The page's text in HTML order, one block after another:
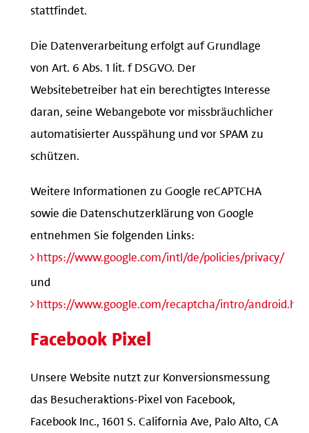
stattfindet.
Die Datenverarbeitung erfolgt auf Grundlage
von Art. 6 Abs. 1 lit. f DSGVO. Der
Websitebetreiber hat ein berechtigtes Interesse
daran, seine Webangebote vor missbräuchlicher
automatisierter Ausspähung und vor SPAM zu
schützen.
Weitere Informationen zu Google reCAPTCHA
sowie die Datenschutzerklärung von Google
entnehmen Sie folgenden Links:
https://www.google.com/intl/de/policies/privacy/
und
https://www.google.com/recaptcha/intro/
Facebook Pixel
Unsere Website nutzt zur Konversionsmessung
das Besucheraktions-Pixel von Facebook,
Facebook Inc., 1601 S. California Ave, Palo Alto, CA